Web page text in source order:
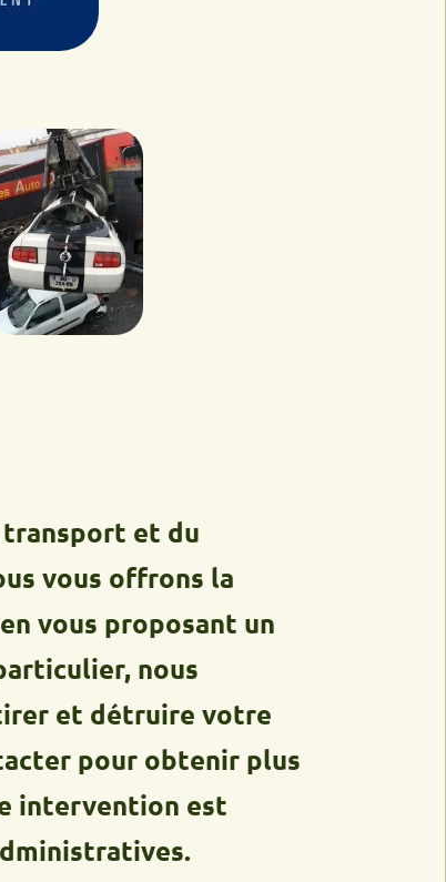
et du
offrons la
proposant un
nous
détruire votre
pour obtenir plus
est